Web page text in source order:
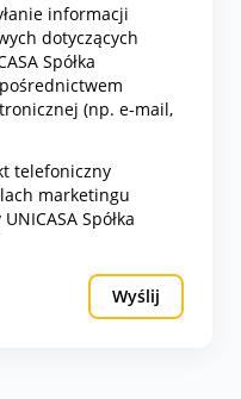
informacji
dotyczących
Spółka
(np. e-mail,
telefoniczny
marketingu
Spółka
Wyślij